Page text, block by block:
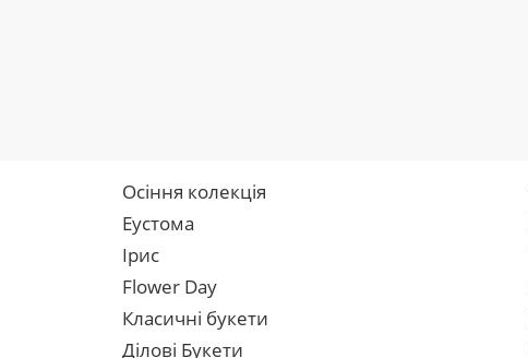
Осіння колекція
Еустома
Ірис
Flower Day
Класичні букети
Ділові Букети